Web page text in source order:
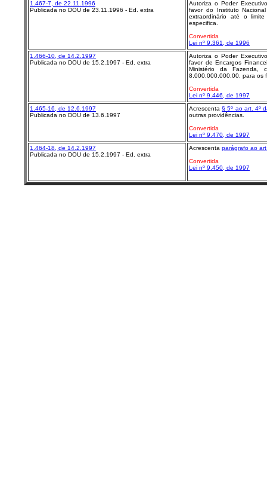
1.467-7, de 22.11.1996
Publicada no DOU de 23.11.1996 - Ed. extra
Autoriza o Poder
favor do Instituto
extraordinário até o
especifica.
Convertida
Lei nº 9.361, de 1996
1.466-10, de 14.2.1997
Publicada no DOU de 15.2.1997 - Ed. extra
Autoriza o Poder
favor de Encargos
Ministério da Fazenda,
8.000.000.000,00, para os
Convertida
Lei nº 9.446, de 1997
1.465-16, de 12.6.1997
Publicada no DOU de 13.6.1997
Acrescenta§ 5º ao art. 4º
outras providências.
Convertida
Lei nº 9.470, de 1997
1.464-18, de 14.2.1997
Publicada no DOU de 15.2.1997 - Ed. extra
Acrescenta parágrafo ao
Convertida
Lei nº 9.450, de 1997